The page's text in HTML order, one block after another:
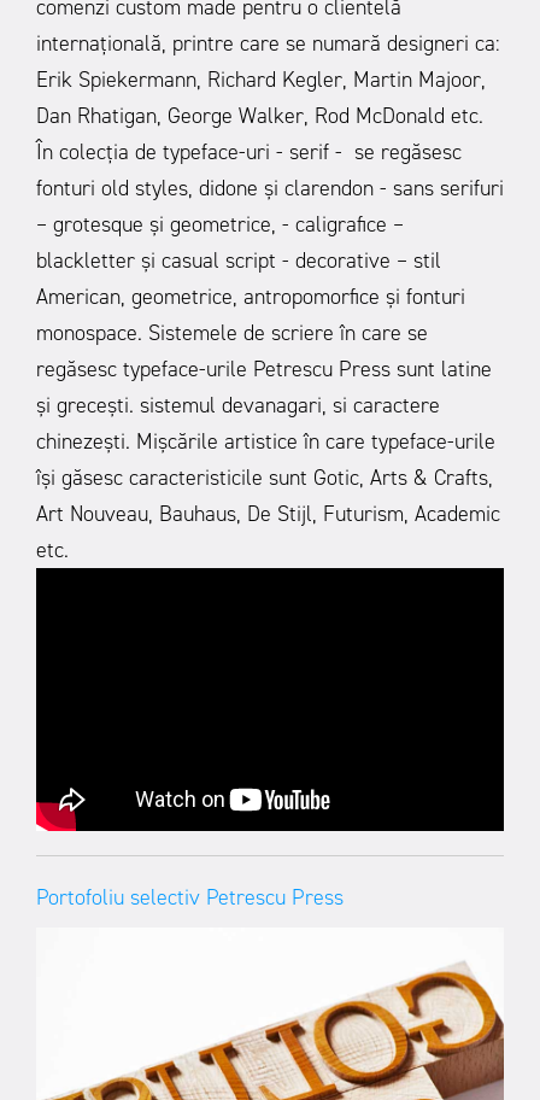
comenzi custom made pentru o clientelă
internațională, printre care se numară designeri ca:
Erik Spiekermann, Richard Kegler, Martin Majoor,
Dan Rhatigan, George Walker, Rod McDonald etc.
În colecția de typeface-uri - serif - se regăsesc
fonturi old styles, didone și clarendon - sans serifuri
– grotesque și geometrice, - caligrafice –
blackletter și casual script - decorative – stil
American, geometrice, antropomorfice și fonturi
monospace. Sistemele de scriere în care se
regăsesc typeface-urile Petrescu Press sunt latine
și grecești. sistemul devanagari, si caractere
chinezești. Mișcările artistice în care typeface-urile
își găsesc caracteristicile sunt Gotic, Arts & Crafts,
Art Nouveau, Bauhaus, De Stijl, Futurism, Academic
etc.
Portofoliu selectiv Petrescu Press